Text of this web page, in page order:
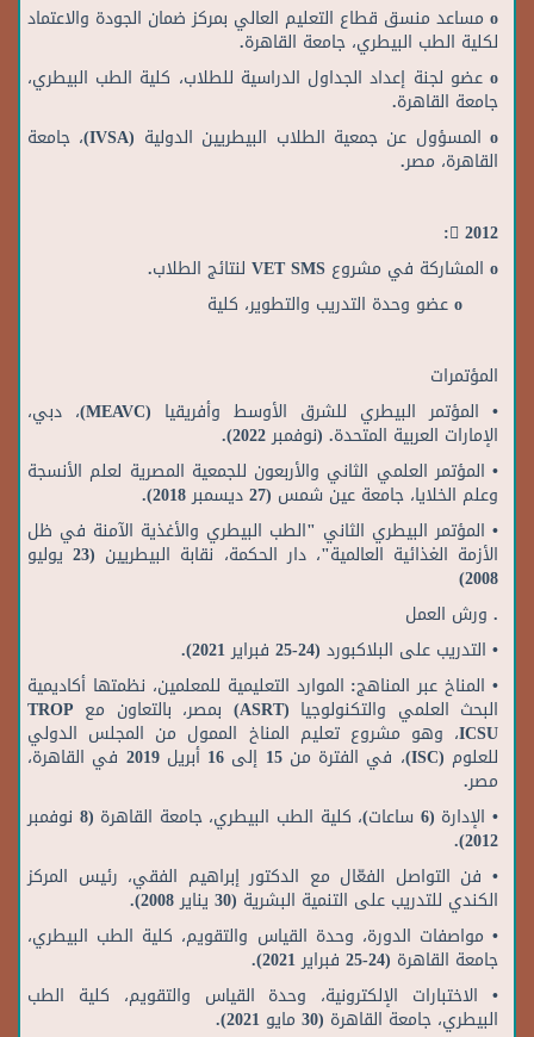
o مساعد منسق قطاع التعليم العالي بمركز ضمان الجودة والاعتماد
لكلية الطب البيطري، جامعة القاهرة.
o عضو لجنة إعداد الجداول الدراسية للطلاب، كلية الطب البيطري،
جامعة القاهرة.
o المسؤول عن جمعية الطلاب البيطريين الدولية (IVSA)، جامعة
القاهرة، مصر.
 2012:
o المشاركة في مشروع VET SMS لنتائج الطلاب.
المؤتمرات
• المؤتمر البيطري للشرق الأوسط وأفريقيا (MEAVC)، دبي،
الإمارات العربية المتحدة. (نوفمبر 2022).
• المؤتمر العلمي الثاني والأربعون للجمعية المصرية لعلم الأنسجة
وعلم الخلايا، جامعة عين شمس (27 ديسمبر 2018).
• المؤتمر البيطري الثاني "الطب البيطري والأغذية الآمنة في ظل
الأزمة الغذائية العالمية"، دار الحكمة، نقابة البيطريين (23 يوليو
2008)
. ورش العمل
• التدريب على البلاكبورد (24-25 فبراير 2021).
• المناخ عبر المناهج: الموارد التعليمية للمعلمين، نظمتها أكاديمية
البحث العلمي والتكنولوجيا (ASRT) بمصر، بالتعاون مع TROP
ICSU، وهو مشروع تعليم المناخ الممول من المجلس الدولي
للعلوم (ISC)، في الفترة من 15 إلى 16 أبريل 2019 في القاهرة،
مصر.
• الإدارة (6 ساعات)، كلية الطب البيطري، جامعة القاهرة (8 نوفمبر
2012).
• فن التواصل الفعّال مع الدكتور إبراهيم الفقي، رئيس المركز
الكندي للتدريب على التنمية البشرية (30 يناير 2008).
• مواصفات الدورة، وحدة القياس والتقويم، كلية الطب البيطري،
جامعة القاهرة (24-25 فبراير 2021).
• الاختبارات الإلكترونية، وحدة القياس والتقويم، كلية الطب
البيطري، جامعة القاهرة (30 مايو 2021).